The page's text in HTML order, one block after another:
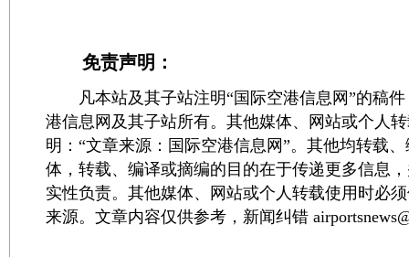
免责声明：
凡本站及其子站注明“国际空港信息网”的稿件
港信息网及其子站所有。其他媒体、网站或个人
明：“文章来源：国际空港信息网”。其他均转载
体，转载、编译或摘编的目的在于传递更多信息
实性负责。其他媒体、网站或个人转载使用时必
来源。文章内容仅供参考，新闻纠错